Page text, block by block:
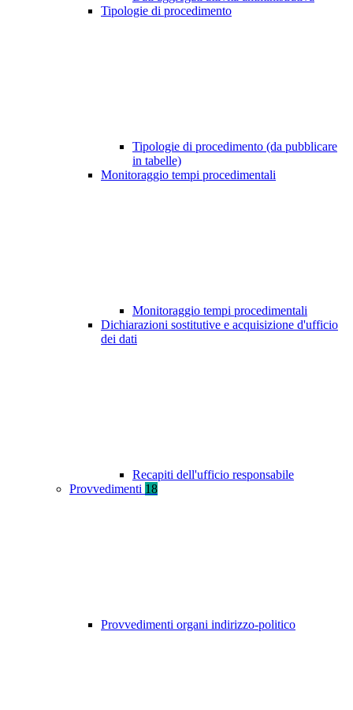
Tipologie di procedimento
Tipologie di procedimento (da pubblicare
in tabelle)
Monitoraggio tempi procedimentali
Monitoraggio tempi procedimentali
Dichiarazioni sostitutive e acquisizione d'ufficio
dei dati
Recapiti dell'ufficio responsabile
Provvedimenti 18
Provvedimenti organi indirizzo-politico